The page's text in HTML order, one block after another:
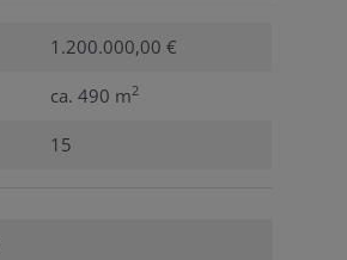
1.200.000,00 €
ca. 490 m2
15